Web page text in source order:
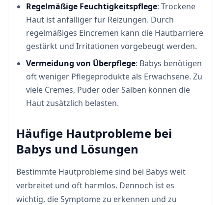
Regelmäßige Feuchtigkeitspflege: Trockene
Haut ist anfälliger für Reizungen. Durch
regelmäßiges Eincremen kann die Hautbarriere
gestärkt und Irritationen vorgebeugt werden.
Vermeidung von Überpflege: Babys benötigen
oft weniger Pflegeprodukte als Erwachsene. Zu
viele Cremes, Puder oder Salben können die
Haut zusätzlich belasten.
Häufige Hautprobleme bei
Babys und Lösungen
Bestimmte Hautprobleme sind bei Babys weit
verbreitet und oft harmlos. Dennoch ist es
wichtig, die Symptome zu erkennen und zu